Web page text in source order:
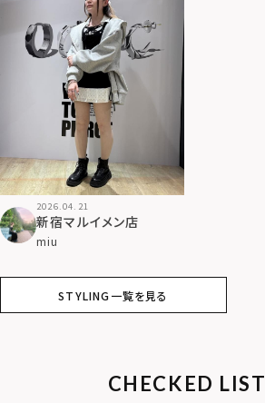
2026.04.21
新宿マルイメン店
miu
STYLING一覧を見る
CHECKED LIST